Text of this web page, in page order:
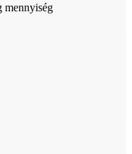
mennyiség